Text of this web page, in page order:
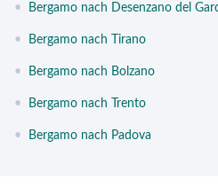
• Bergamo nach Desenzano del
• Bergamo nach Tirano
• Bergamo nach Bolzano
• Bergamo nach Trento
• Bergamo nach Padova